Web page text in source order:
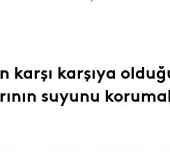
karşı karşıya
suyunu